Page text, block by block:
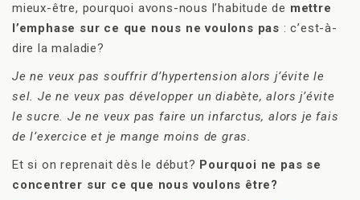
mieux-être, pourquoi avons-nous l’habitude de mettre
l’emphase sur ce que nous ne voulons pas : c’est-à-
dire la maladie?
Je ne veux pas souffrir d’hypertension alors j’évite le
sel. Je ne veux pas développer un diabète, alors j’évite
le sucre. Je ne veux pas faire un infarctus, alors je fais
de l’exercice et je mange moins de gras.
Et si on reprenait dès le début? Pourquoi ne pas se
concentrer sur ce que nous voulons être?